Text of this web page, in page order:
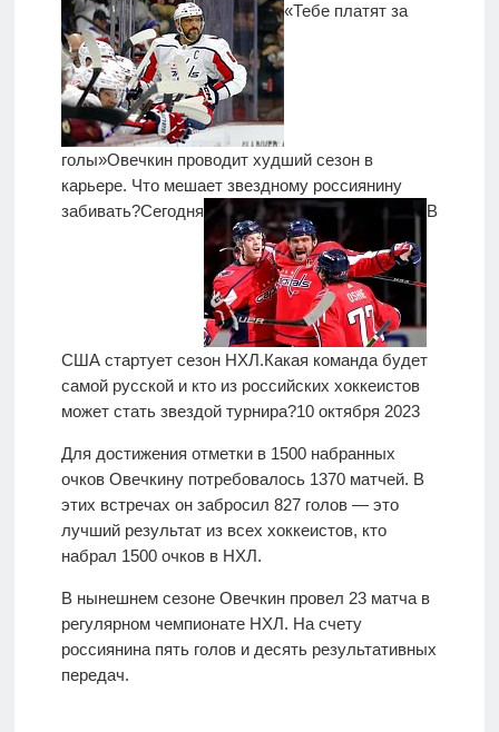
«Тебе платят за
голы»Овечкин проводит худший сезон в
карьере. Что мешает звездному россиянину
забивать?Сегодня В
США стартует сезон НХЛ.Какая команда будет
самой русской и кто из российских хоккеистов
может стать звездой турнира?10 октября 2023
Для достижения отметки в 1500 набранных
очков Овечкину потребовалось 1370 матчей. В
этих встречах он забросил 827 голов — это
лучший результат из всех хоккеистов, кто
набрал 1500 очков в НХЛ.
В нынешнем сезоне Овечкин провел 23 матча в
регулярном чемпионате НХЛ. На счету
россиянина пять голов и десять результативных
передач.